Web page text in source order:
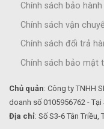
Chính sách bảo hành
Chính sách vận
Chính sách đổi trả
Chính sách bảo mật
Chủ quản: Công ty TNHH
doanh số 0105956762 - Tại
Địa chỉ: Số S3-6 Tân Triều,